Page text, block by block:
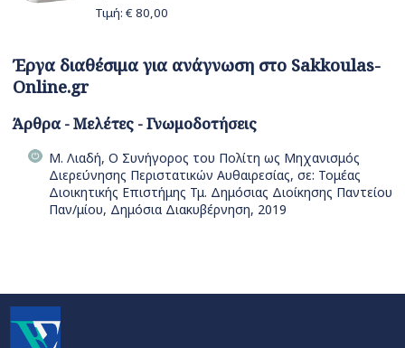
Τιμή: € 80,00
Έργα διαθέσιμα για ανάγνωση στο Sakkoulas-
Online.gr
Άρθρα - Μελέτες - Γνωμοδοτήσεις
Μ. Λιαδή, Ο Συνήγορος του Πολίτη ως Μηχανισμός
Διερεύνησης Περιστατικών Αυθαιρεσίας, σε: Τομέας
Διοικητικής Επιστήμης Τμ. Δημόσιας Διοίκησης Παντείου
Παν/μίου, Δημόσια Διακυβέρνηση, 2019